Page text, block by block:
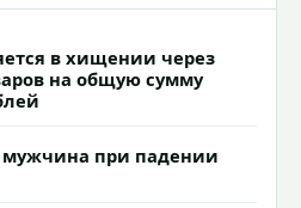
в хищении через
на общую сумму
мужчина при падении